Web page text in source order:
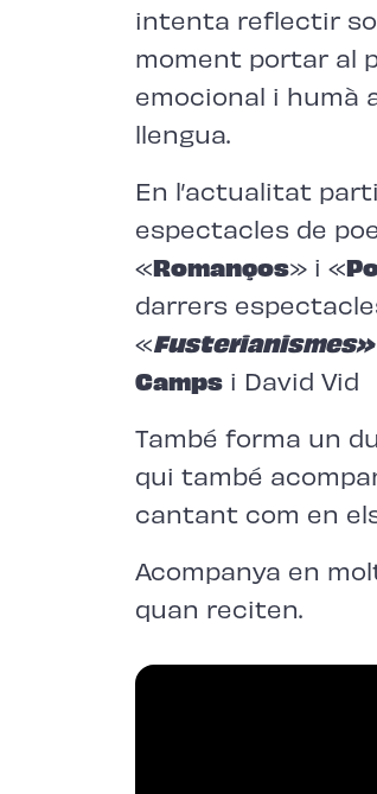
intenta reflectir
moment portar al
emocional i humà
llengua.
En l’actualitat
espectacles de
«Romanços» i «
darrers
«Fusterianismes»
Camps i David Vid
També forma un
qui també
cantant com en
Acompanya en
quan reciten.